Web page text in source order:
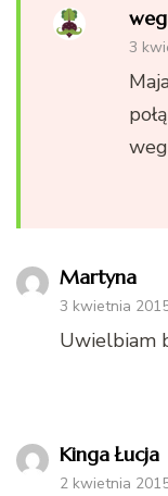
3
Martyna
3 kwietnia
Uwielbiam
Kinga Łucja
2 kwietnia